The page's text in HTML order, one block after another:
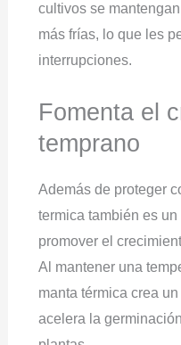
cultivos se
más frías, lo que les
interrupciones.
Fomenta el
temprano
Además de proteger
termica también es
promover el
Al mantener una
manta térmica crea
acelera la